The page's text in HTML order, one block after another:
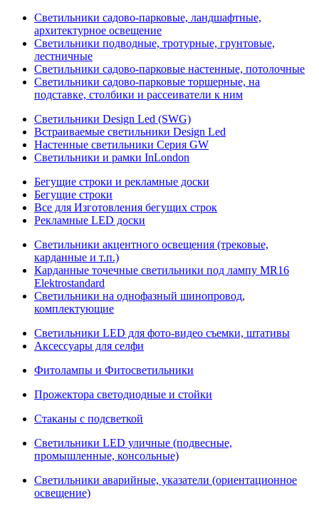
Светильники садово-парковые, ландшафтные,
архитектурное освещение
Светильники подводные, тротурные, грунтовые,
лестничные
Светильники садово-парковые настенные, потолочные
Светильники садово-парковые торшерные, на
подставке, столбики и рассеиватели к ним
Светильники Design Led (SWG)
Встраиваемые светильники Design Led
Настенные светильники Серия GW
Светильники и рамки InLondon
Бегущие строки и рекламные доски
Бегущие строки
Все для Изготовления бегущих строк
Рекламные LED доски
Светильники акцентного освещения (трековые,
карданные и т.п.)
Карданные точечные светильники под лампу MR16
Elektrostandard
Светильники на однофазный шинопровод,
комплектующие
Светильники LED для фото-видео съемки, штативы
Аксессуары для селфи
Фитолампы и Фитосветильники
Прожектора светодиодные и стойки
Стаканы с подсветкой
Светильники LED уличные (подвесные,
промышленные, консольные)
Светильники аварийные, указатели (ориентационное
освещение)